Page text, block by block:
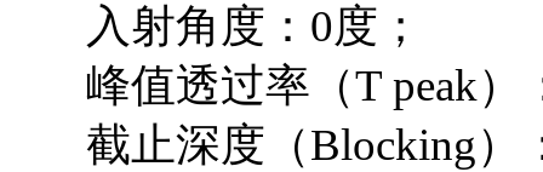
入射角度：0度；
峰值透过率（T peak）
截止深度（Blocking）